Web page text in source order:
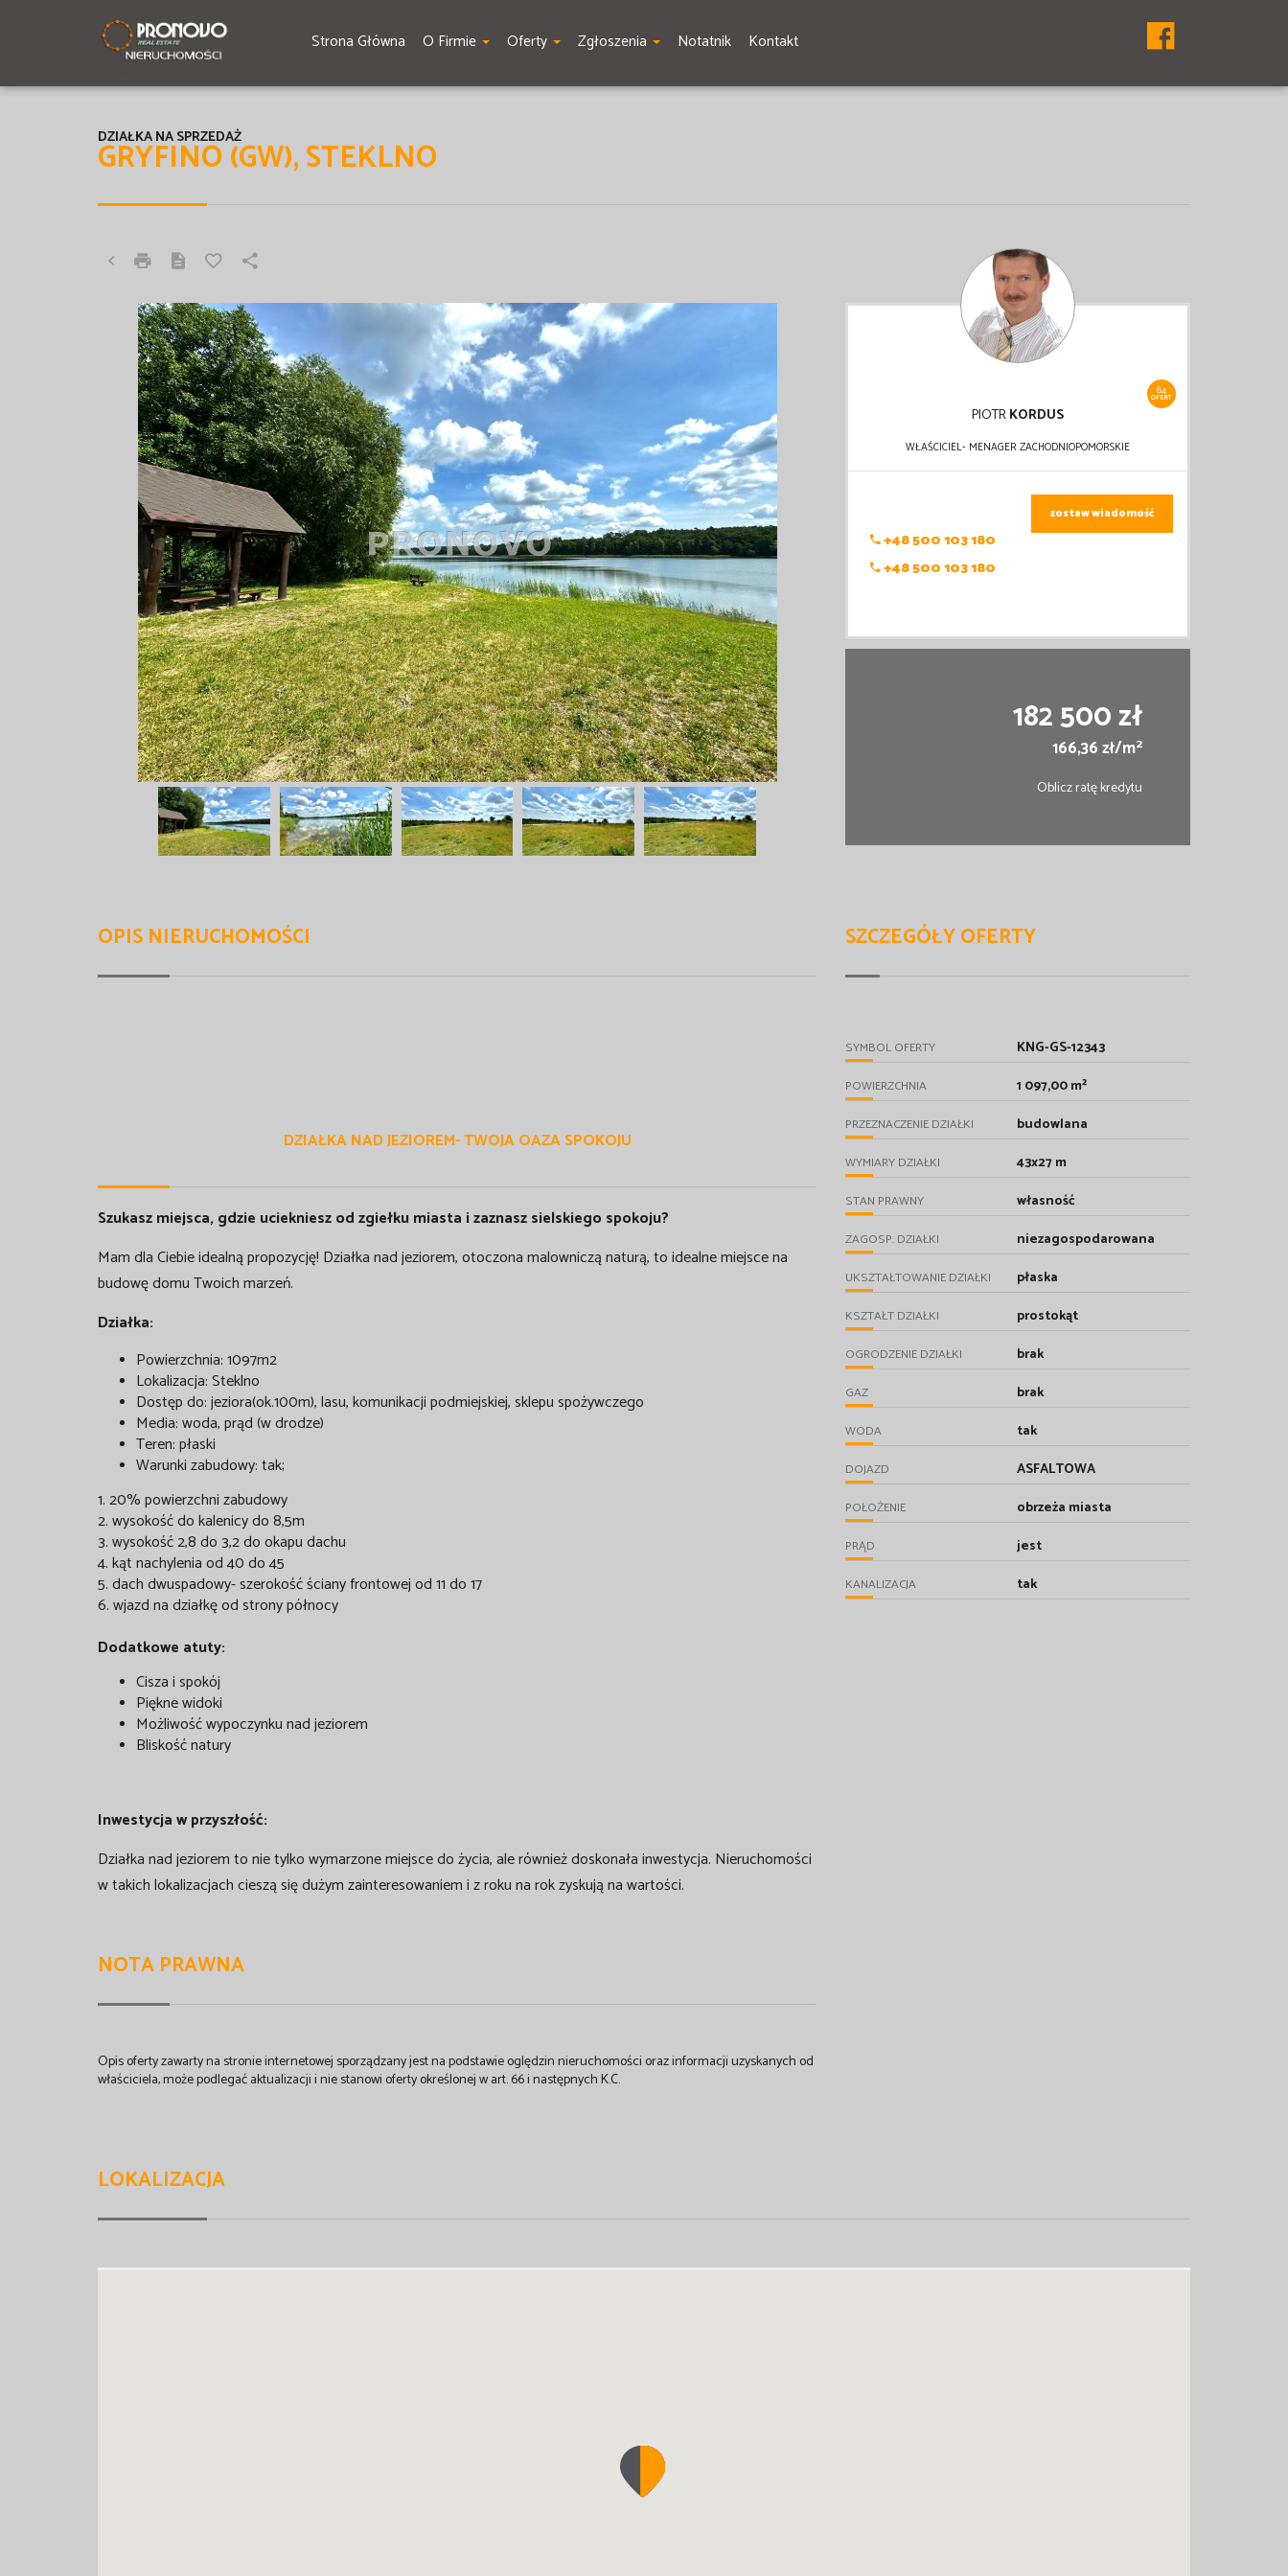
Strona Główna O Firmie Oferty Zgłoszenia Notatnik Kontakt
GRYFINO (GW), STEKLNO
DZIAŁKA NA SPRZEDAŻ
84
OFERT
PIOTRKORDUS
WŁAŚCICIEL- MENAGER ZACHODNIOPOMORSKIE
+48 500 103 180
+48 500 103 180
zostaw wiadomość
182 500 zł
166,36 zł/m2
Oblicz ratę kredytu
OPIS NIERUCHOMOŚCI
DZIAŁKA NAD JEZIOREM- TWOJA OAZA SPOKOJU
Szukasz miejsca, gdzie uciekniesz od zgiełku miasta i zaznasz sielskiego spokoju?
Mam dla Ciebie idealną propozycję! Działka nad jeziorem, otoczona malowniczą naturą, to idealne miejsce na
budowę domu Twoich marzeń.
Działka:
Powierzchnia: 1097m2
Lokalizacja: Steklno
Dostęp do: jeziora(ok.100m), lasu, komunikacji podmiejskiej, sklepu spożywczego
Media: woda, prąd (w drodze)
Teren: płaski
Warunki zabudowy: tak;
1. 20% powierzchni zabudowy
2. wysokość do kalenicy do 8,5m
3. wysokość 2,8 do 3,2 do okapu dachu
4. kąt nachylenia od 40 do 45
5. dach dwuspadowy- szerokość ściany frontowej od 11 do 17
6. wjazd na działkę od strony północy
Dodatkowe atuty:
Cisza i spokój
Piękne widoki
Możliwość wypoczynku nad jeziorem
Bliskość natury
Inwestycja w przyszłość:
Działka nad jeziorem to nie tylko wymarzone miejsce do życia, ale również doskonała inwestycja. Nieruchomości
w takich lokalizacjach cieszą się dużym zainteresowaniem i z roku na rok zyskują na wartości.
NOTA PRAWNA
Opis oferty zawarty na stronie internetowej sporządzany jest na podstawie oględzin nieruchomości oraz informacji uzyskanych od
właściciela, może podlegać aktualizacji i nie stanowi oferty określonej w art. 66 i następnych K.C.
SZCZEGÓŁY OFERTY
SYMBOL OFERTY KNG-GS-12343
POWIERZCHNIA 1 097,00 m²
PRZEZNACZENIE DZIAŁKI budowlana
WYMIARY DZIAŁKI 43x27 m
STAN PRAWNY własność
ZAGOSP. DZIAŁKI niezagospodarowana
UKSZTAŁTOWANIE DZIAŁKI płaska
KSZTAŁT DZIAŁKI prostokąt
OGRODZENIE DZIAŁKI brak
GAZ brak
WODA tak
DOJAZD ASFALTOWA
POŁOŻENIE obrzeża miasta
PRĄD jest
KANALIZACJA tak
LOKALIZACJA